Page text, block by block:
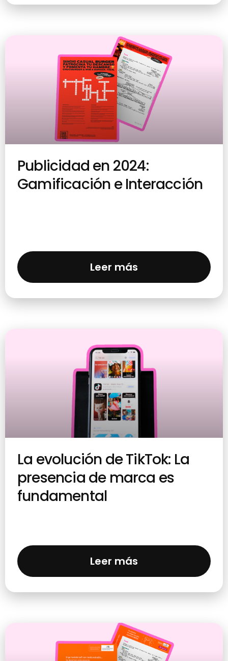
Publicidad en 2024:
Gamificación e Interacción
Leer más
La evolución de TikTok: La
presencia de marca es
fundamental
Leer más